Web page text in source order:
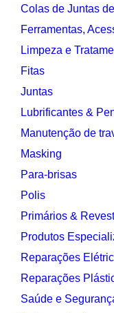
Colas de Juntas
Ferramentas,
Limpeza e
Fitas
Juntas
Lubrificantes &
Manutenção de
Masking
Para-brisas
Polis
Primários &
Produtos
Reparações
Reparações
Saúde e